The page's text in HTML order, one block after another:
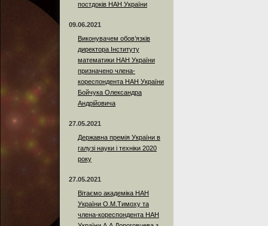
постдоків НАН України
09.06.2021
Виконувачем обов’язків
директора Інституту
математики НАН України
призначено члена-
кореспондента НАН України
Бойчука Олександра
Андрійовича
27.05.2021
Державна премія України в
галузі науки і техніки 2020
року
27.05.2021
Вітаємо академіка НАН
України О.М.Тимоху та
члена-кореспондента НАН